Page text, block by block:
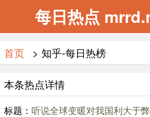
每日热点
首页 > 知乎-每日热榜
本条热点详情
标题： 听说全球变暖对我国利大于